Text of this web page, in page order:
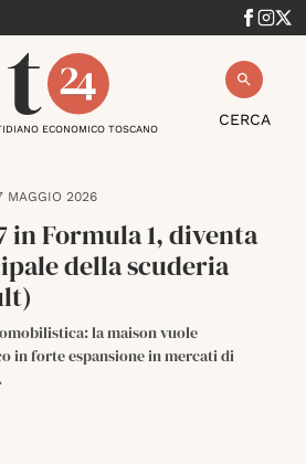
CERCA
ECONOMICO TOSCANO
MAGGIO 2026
in Formula 1, diventa
della scuderia
la maison vuole
in forte espansione in mercati di